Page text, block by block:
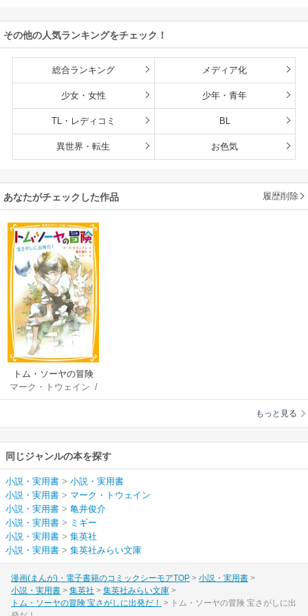
その他の人気ランキングをチェック！
総合ランキング メディア化
少女・女性 少年・青年
TL・レディコミ BL
異世界・転生 お色気
あなたがチェックした作品 履歴削除
トム・ソーヤの冒険
宝さがしに出発だ！
マーク・トウェイン /
亀井俊介/ミギー
もっと見る
同じジャンルの本を探す
小説・実用書 > 小説・実用書
小説・実用書 > マーク・トウェイン
小説・実用書 > 亀井俊介
小説・実用書 > ミギー
小説・実用書 > 集英社
小説・実用書 > 集英社みらい文庫
漫画(まんが)・電子書籍のコミックシーモアTOP
小説・実用書
小説・実用書
集英社
集英社みらい文庫
トム・ソーヤの冒険 宝さがしに出発だ！
トム・ソーヤの冒険 宝さがしに出